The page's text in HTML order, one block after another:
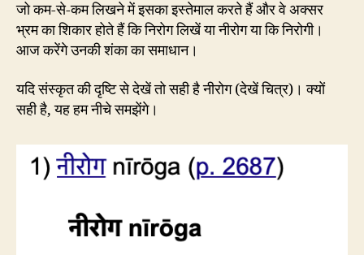
जो कम-से-कम लिखने में इसका इस्तेमाल करते हैं और वे अक्सर
भ्रम का शिकार होते हैं कि निरोग लिखें या नीरोग या कि निरोगी।
आज करेंगे उनकी शंका का समाधान।
यदि संस्कृत की दृष्टि से देखें तो सही है नीरोग (देखें चित्र)। क्यों
सही है, यह हम नीचे समझेंगे।